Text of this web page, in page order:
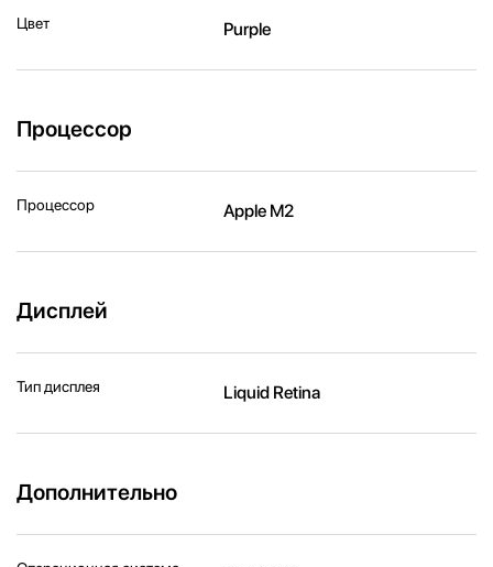
Цвет Purple
Процессор
Процессор Apple M2
Дисплей
Тип дисплея Liquid Retina
Дополнительно